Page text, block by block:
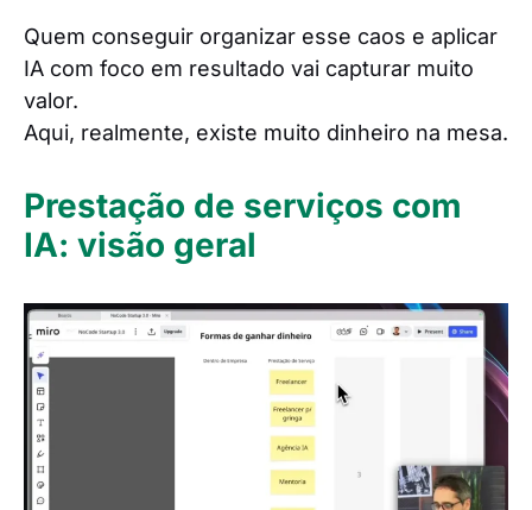
Quem conseguir organizar esse caos e aplicar
IA com foco em resultado vai capturar muito
valor.
Aqui, realmente, existe muito dinheiro na mesa.
Prestação de serviços com
IA: visão geral